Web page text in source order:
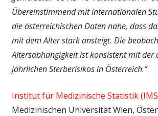
Übereinstimmend mit internationalen
die österreichischen Daten nahe, dass
mit dem Alter stark ansteigt. Die
Altersabhängigkeit ist konsistent mit der
jährlichen Sterberisikos in Österreich.“
Institut für Medizinische Statistik
Medizinischen Universität Wien,